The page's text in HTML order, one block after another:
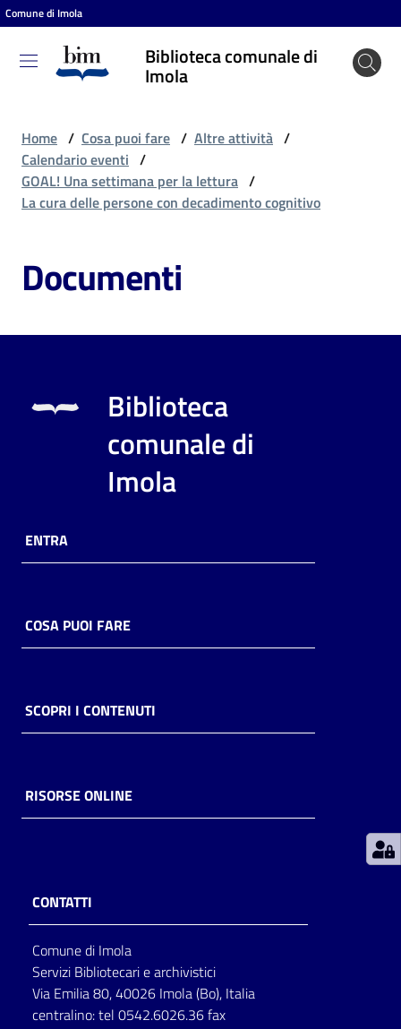
Vai al contenuto
Vai alla navigazione
Vai al footer
Comune di Imola
Biblioteca comunale di
Imola
Biblioteca
comunale
Entra
Cosa
puoi
Archivio
Decentrate
lettura
Seguici
su
Home / Cosa puoi fare / Altre attività /
Calendario eventi /
GOAL! Una settimana per la lettura /
La cura delle persone con decadimento cognitivo
Documenti
Biblioteca
comunale di
Imola
ENTRA
COSA PUOI FARE
SCOPRI I CONTENUTI
RISORSE ONLINE
CONTATTI
Comune di Imola
Servizi Bibliotecari e archivistici
Via Emilia 80, 40026 Imola (Bo), Italia
centralino: tel 0542.6026.36 fax